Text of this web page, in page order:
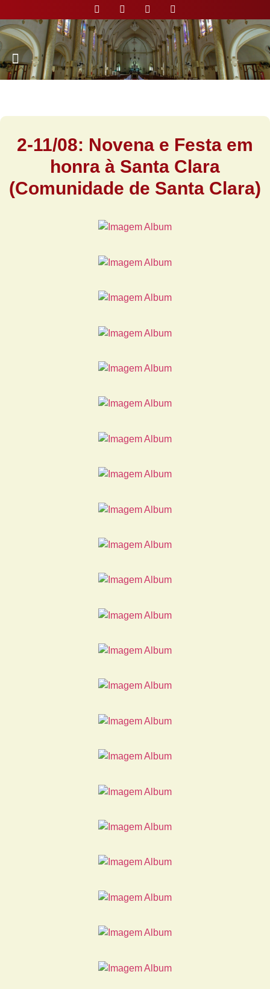
2-11/08: Novena e Festa em
honra à Santa Clara
(Comunidade de Santa Clara)